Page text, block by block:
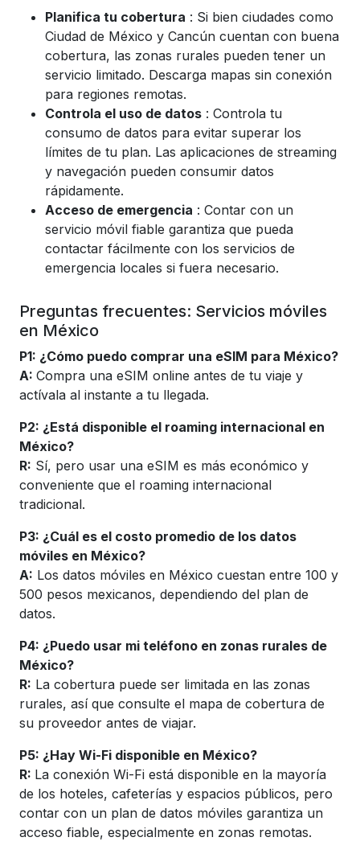
Planifica tu cobertura : Si bien ciudades como
Ciudad de México y Cancún cuentan con buena
cobertura, las zonas rurales pueden tener un
servicio limitado. Descarga mapas sin conexión
para regiones remotas.
Controla el uso de datos : Controla tu
consumo de datos para evitar superar los
límites de tu plan. Las aplicaciones de streaming
y navegación pueden consumir datos
rápidamente.
Acceso de emergencia : Contar con un
servicio móvil fiable garantiza que pueda
contactar fácilmente con los servicios de
emergencia locales si fuera necesario.
Preguntas frecuentes: Servicios móviles
en México
P1: ¿Cómo puedo comprar una eSIM para México?
A: Compra una eSIM online antes de tu viaje y
actívala al instante a tu llegada.
P2: ¿Está disponible el roaming internacional en
México?
R: Sí, pero usar una eSIM es más económico y
conveniente que el roaming internacional
tradicional.
P3: ¿Cuál es el costo promedio de los datos
móviles en México?
A: Los datos móviles en México cuestan entre 100 y
500 pesos mexicanos, dependiendo del plan de
datos.
P4: ¿Puedo usar mi teléfono en zonas rurales de
México?
R: La cobertura puede ser limitada en las zonas
rurales, así que consulte el mapa de cobertura de
su proveedor antes de viajar.
P5: ¿Hay Wi-Fi disponible en México?
R: La conexión Wi-Fi está disponible en la mayoría
de los hoteles, cafeterías y espacios públicos, pero
contar con un plan de datos móviles garantiza un
acceso fiable, especialmente en zonas remotas.